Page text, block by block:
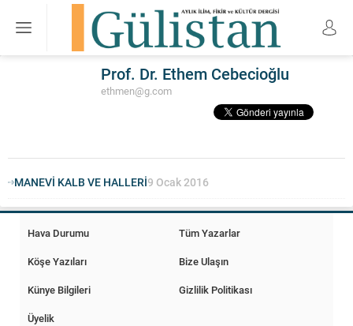
Prof. Dr. Ethem Cebecioğlu
ethmen@g.com
MANEVİ KALB VE HALLERİ9 Ocak 2016
Hava Durumu
Tüm Yazarlar
Köşe Yazıları
Bize Ulaşın
Künye Bilgileri
Gizlilik Politikası
Üyelik